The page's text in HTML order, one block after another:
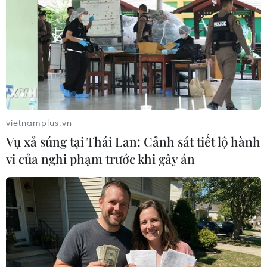
Tổng cục Đường bộ Việt Nam vừa có kết quả kiểm tra,
giám sát trạm phí Tào Xuyên mới trong đó khẳng định
công tác tổ chức thu phí minh bạch, khách quan; không
có chênh lệch về doanh thu.
vietnamplus.vn
Vụ xả súng tại Thái Lan: Cảnh sát tiết lộ hành
vi của nghi phạm trước khi gây án